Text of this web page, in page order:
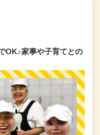
OK♪家事や子育てとの